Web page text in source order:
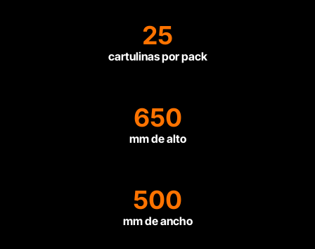
25
cartulinas por pack
650
mm de alto
500
mm de ancho